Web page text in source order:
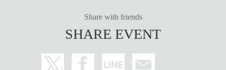
Share with friends
SHARE EVENT